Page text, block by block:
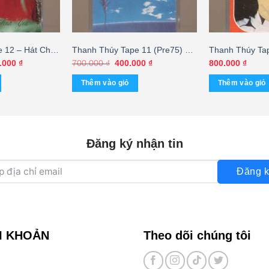
12 – Hát Cho
KHÔNG
₫.
₫Giá
Thanh Thúy Tape 11 (Pre75) –
Thanh Thúy 11 (KHÔNG BÌA
GỐC) KGFR – cái
700.000₫ Giá
là:
700.000 ₫.
400.000 ₫Giá
Thêm vào giỏ
Thanh Thúy
Tiếng Hát
800.000 ₫
Thêm vào giỏ
Đăng ký nhận tin
Đăng
KHOẢN Theo dõi chúng tôi